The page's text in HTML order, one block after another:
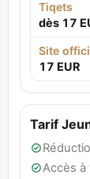
Tiqets
dès 17
Site
17 EUR
Tarif
Accès à